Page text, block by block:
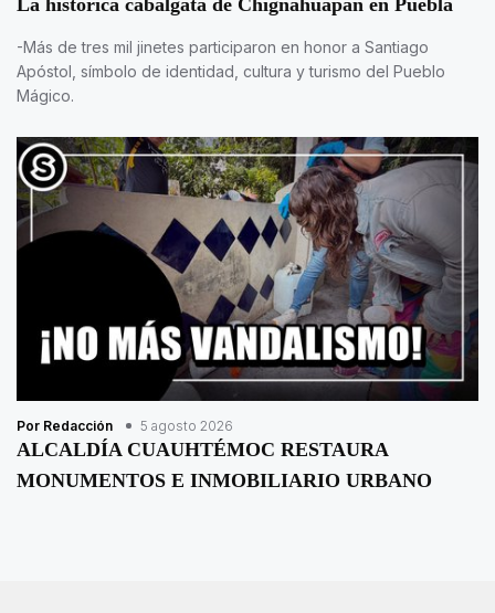
La histórica cabalgata de Chignahuapan en Puebla
-Más de tres mil jinetes participaron en honor a Santiago
Apóstol, símbolo de identidad, cultura y turismo del Pueblo
Mágico.
Por Redacción 5 agosto 2026
ALCALDÍA CUAUHTÉMOC RESTAURA
MONUMENTOS E INMOBILIARIO URBANO